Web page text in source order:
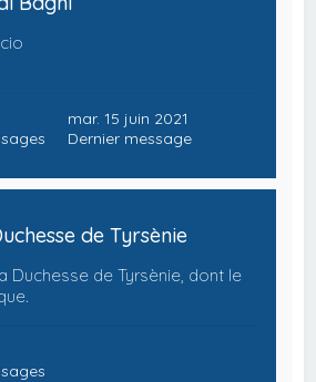
mar. 15 juin 2021
Dernier message
de Tyrsènie
Duchesse de Tyrsènie, dont le